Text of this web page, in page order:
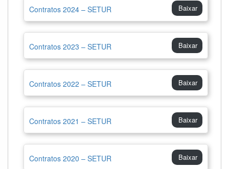
Proteção de
Dados
Pessoais
Contratos 2024 – SETUR Baixar
Contratos 2023 – SETUR Baixar
Contratos 2022 – SETUR Baixar
Contratos 2021 – SETUR Baixar
Contratos 2020 – SETUR Baixar